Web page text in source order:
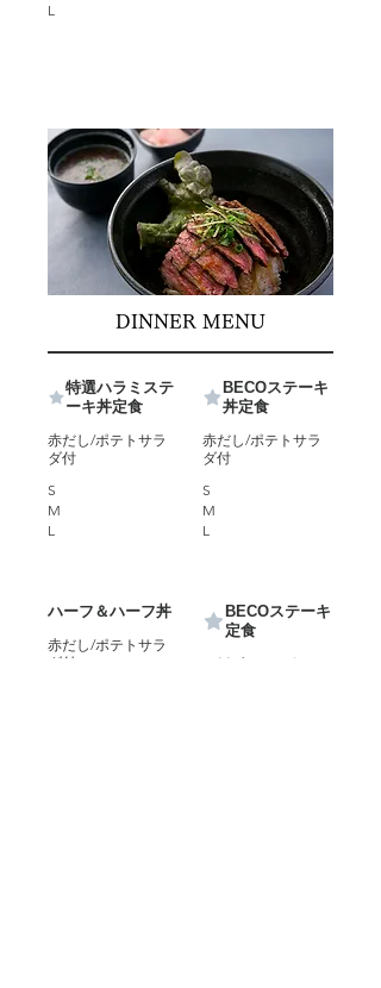
L
DINNER MENU
特選ハラミステ
ーキ丼定食
赤だし/ポテトサラ
ダ付
S
M
L
BECOステーキ
丼定食
赤だし/ポテトサラ
ダ付
S
M
L
ハーフ＆ハーフ丼
赤だし/ポテトサラ
ダ付
BECOステーキ
定食
ご飯/赤だし/ポテト